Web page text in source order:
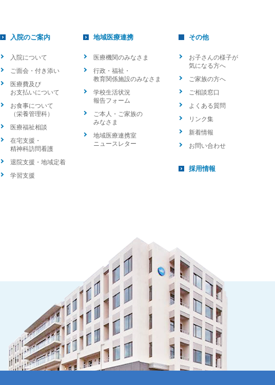
入院のご案内
入院について
ご面会・付き添い
医療費及び
お支払いについて
お食事について
（栄養管理科）
医療福祉相談
在宅支援・
精神科訪問看護
退院支援・地域定着
学習支援
地域医療連携
医療機関のみなさま
行政・福祉・
教育関係施設のみなさま
学校生活状況
報告フォーム
ご本人・ご家族の
みなさま
地域医療連携室
ニュースレター
その他
お子さんの様子が
気になる方へ
ご家族の方へ
ご相談窓口
よくある質問
リンク集
新着情報
お問い合わせ
採用情報